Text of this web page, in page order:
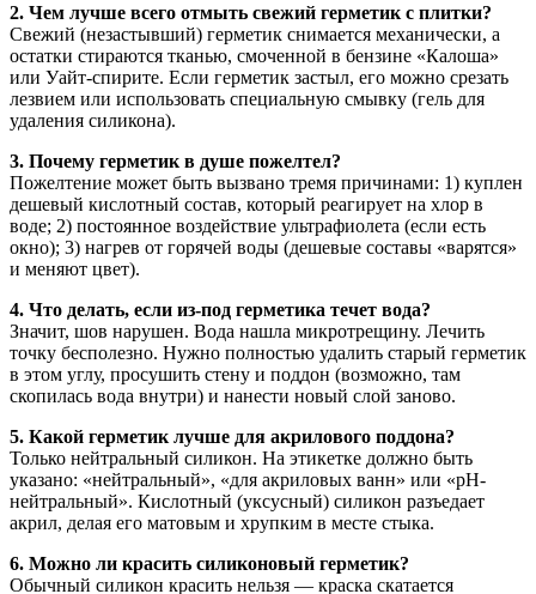
2. Чем лучше всего отмыть свежий герметик с плитки?
Свежий (незастывший) герметик снимается механически, а
остатки стираются тканью, смоченной в бензине «Калоша»
или Уайт-спирите. Если герметик застыл, его можно срезать
лезвием или использовать специальную смывку (гель для
удаления силикона).
3. Почему герметик в душе пожелтел?
Пожелтение может быть вызвано тремя причинами: 1) куплен
дешевый кислотный состав, который реагирует на хлор в
воде; 2) постоянное воздействие ультрафиолета (если есть
окно); 3) нагрев от горячей воды (дешевые составы «варятся»
и меняют цвет).
4. Что делать, если из-под герметика течет вода?
Значит, шов нарушен. Вода нашла микротрещину. Лечить
точку бесполезно. Нужно полностью удалить старый герметик
в этом углу, просушить стену и поддон (возможно, там
скопилась вода внутри) и нанести новый слой заново.
5. Какой герметик лучше для акрилового поддона?
Только нейтральный силикон. На этикетке должно быть
указано: «нейтральный», «для акриловых ванн» или «pH-
нейтральный». Кислотный (уксусный) силикон разъедает
акрил, делая его матовым и хрупким в месте стыка.
6. Можно ли красить силиконовый герметик?
Обычный силикон красить нельзя — краска скатается